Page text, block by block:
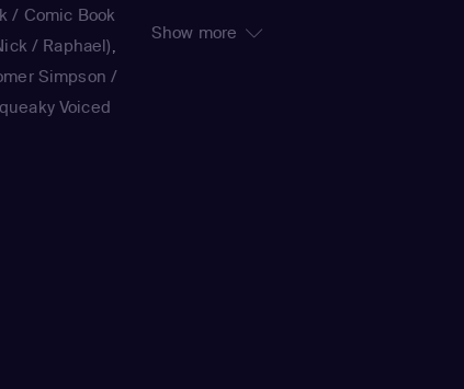
/ Comic Book
/ Raphael),
Simpson /
Voiced
Show more